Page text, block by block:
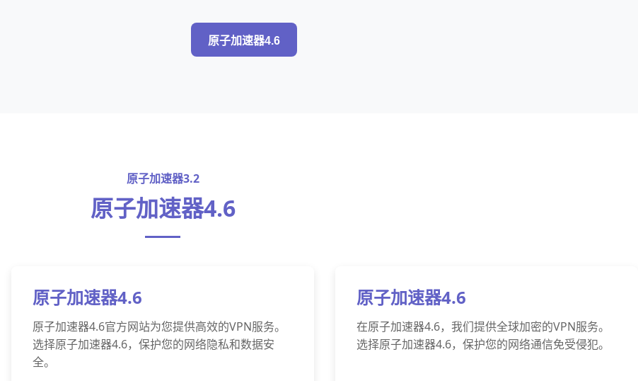
原子加速器4.6
原子加速器3.2
原子加速器4.6
原子加速器4.6
原子加速器4.6官方网站为您提供高效的VPN服务。
选择原子加速器4.6，保护您的网络隐私和数据安
全。
原子加速器4.6
在原子加速器4.6，我们提供全球加密的VPN服务。
选择原子加速器4.6，保护您的网络通信免受侵犯。